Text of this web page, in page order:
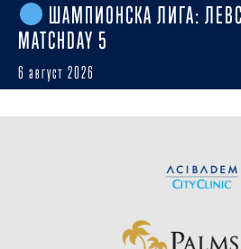
ШАМПИОНСКА ЛИГА:
MATCHDAY 5
6 август 2026